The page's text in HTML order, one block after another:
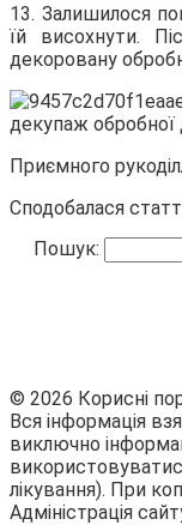
13. Залишилося
їй висохнути.
декоровану
Приємного
Сподобалася
Пошук:
© 2026 Корисні
Вся інформація
виключно
лікування). При
Адміністрація